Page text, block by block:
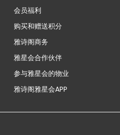
会员福利
购买和赠送积分
雅诗阁商务
雅星会合作伙伴
参与雅星会的物业
雅诗阁雅星会APP